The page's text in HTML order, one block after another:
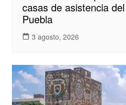
casas de asistencia
Puebla
3 agosto, 2026